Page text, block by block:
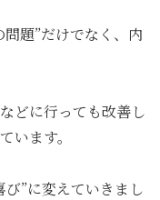
題”だけでなく、内
どに行っても改善し
います。
”に変えていきまし